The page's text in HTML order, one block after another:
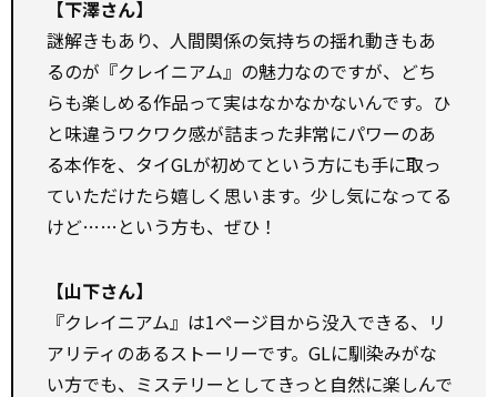
【下澤さん】
謎解きもあり、人間関係の気持ちの揺れ動きもあ
るのが『クレイニアム』の魅力なのですが、どち
らも楽しめる作品って実はなかなかないんです。ひ
と味違うワクワク感が詰まった非常にパワーのあ
る本作を、タイGLが初めてという方にも手に取っ
ていただけたら嬉しく思います。少し気になってる
けど……という方も、ぜひ！
【山下さん】
『クレイニアム』は1ページ目から没入できる、リ
アリティのあるストーリーです。GLに馴染みがな
い方でも、ミステリーとしてきっと自然に楽しんで